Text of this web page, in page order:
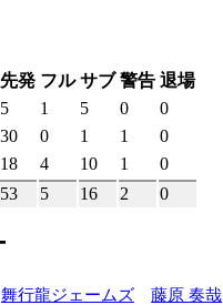
先発 フル サブ 警告 退場
5 1 5 0
0
30 0 1 1
0
18 4 10 1
0
53 5 16 2 0
舞行龍ジェームズ 藤原 奏哉